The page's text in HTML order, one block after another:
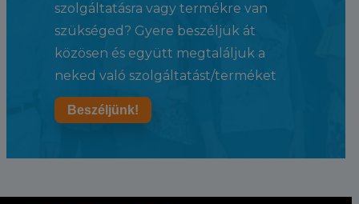
szolgáltatásra vagy termékre van
szükséged? Gyere beszéljük át
közösen és együtt megtaláljuk a
neked való szolgáltatást/terméket
Beszéljünk!